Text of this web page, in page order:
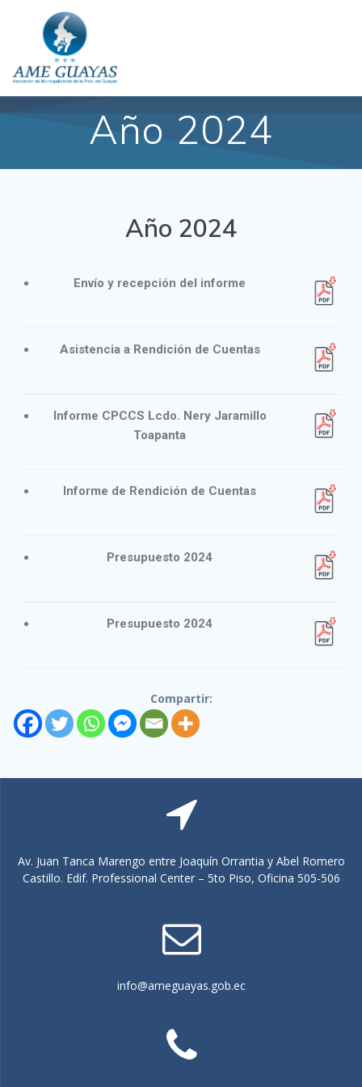
Año 2024
Año 2024
Envío y recepción del informe
Asistencia a Rendición de Cuentas
Informe CPCCS Lcdo. Nery Jaramillo
Toapanta
Informe de Rendición de Cuentas
Presupuesto 2024
Presupuesto 2024
Compartir:
Av. Juan Tanca Marengo entre Joaquín Orrantia y Abel Romero
Castillo. Edif. Professional Center – 5to Piso, Oficina 505-506
info@ameguayas.gob.ec